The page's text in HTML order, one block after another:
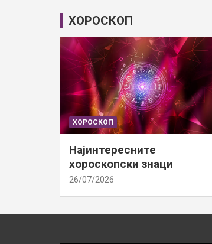
ХОРОСКОП
ХОРОСКОП
Најинтересните
хороскопски знаци
26/07/2026